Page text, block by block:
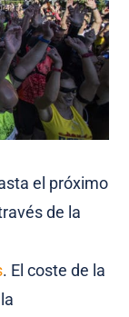
el próximo
de la
. El coste de la